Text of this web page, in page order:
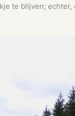
te blijven;